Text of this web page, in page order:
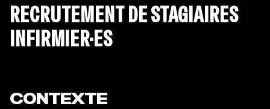
RECRUTEMENT DE STAGIAIRES
INFIRMIER·ES
CONTEXTE